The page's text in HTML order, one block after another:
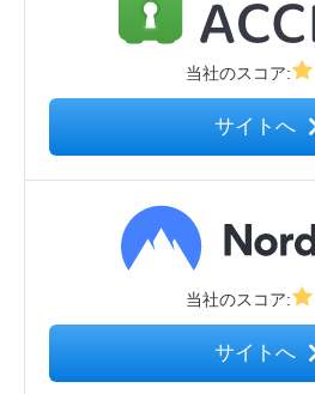
当社のスコア:
サイトへ
当社のスコア:
サイトへ